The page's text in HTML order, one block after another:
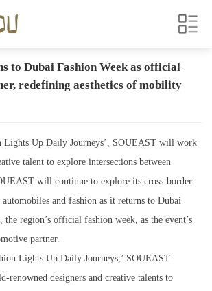
to Dubai Fashion Week as official
redefining aesthetics of mobility
Lights Up Daily Journeys’, SOUEAST will work
talent to explore intersections between
will continue to explore its cross-border
and fashion as it returns to Dubai
region’s official fashion week, as the event’s
partner.
Lights Up Daily Journeys,’ SOUEAST
renowned designers and creative talents to